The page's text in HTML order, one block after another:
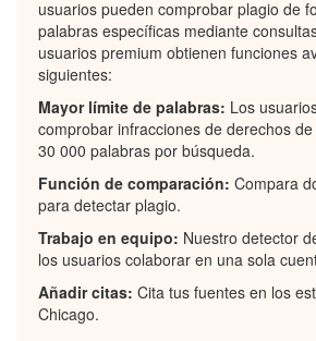
usuarios pueden comprobar plagio de
palabras específicas mediante
usuarios premium obtienen funciones
siguientes:
Mayor límite de palabras: Los
comprobar infracciones de derechos
30 000 palabras por búsqueda.
Función de comparación: Compara
para detectar plagio.
Trabajo en equipo: Nuestro detector
los usuarios colaborar en una sola
Añadir citas: Cita tus fuentes en los
Chicago.